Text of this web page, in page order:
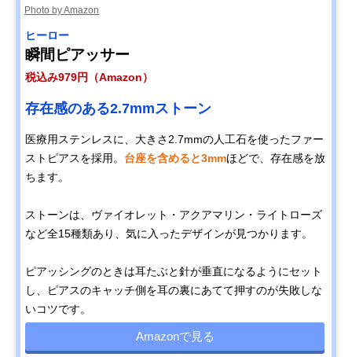
Photo by Amazon
ヒーロー
瞬間ピアッサー
税込み979円（Amazon）
存在感のある2.7mmストーン
医療用ステンレスに、大きさ2.7mmの人工石を使ったファー
ストピアスを採用。 台座を含めると3mmほどで、存在感を放
ちます。
ストーンは、ヴァイオレット・アクアマリン・ライトローズ
など全15種類あり、気に入ったデザインが見つかります。
ピアッシングのときは耳たぶと針が垂直になるようにセット
し、ピアスのキャッチ側を耳の裏にあてて押すのが失敗しな
いコツです。
Amazonで見る